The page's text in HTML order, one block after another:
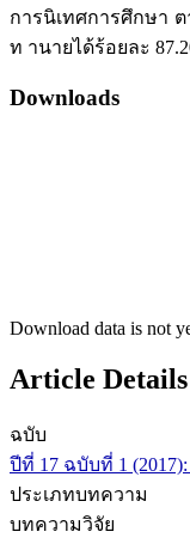
การนิเทศการศึกษา ต
ท านายได้ร้อยละ
Downloads
Download data is not
Article Details
ฉบับ
ปีที่ 17 ฉบับที่ 1
ประเภทบทความ
บทความวิจัย